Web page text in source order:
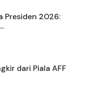
Presiden 2026:
dari Piala AFF